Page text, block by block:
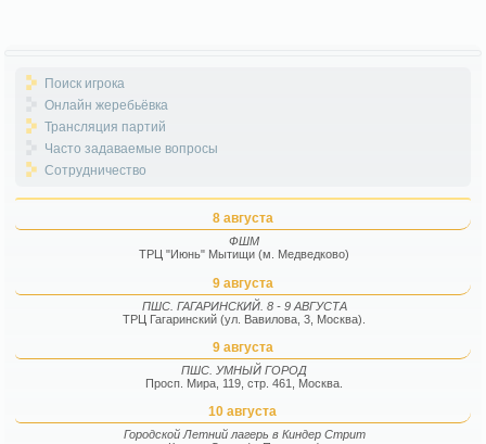
Поиск игрока
Онлайн жеребьёвка
Трансляция партий
Часто задаваемые вопросы
Сотрудничество
8 августа
ФШМ
ТРЦ "Июнь" Мытищи (м. Медведково)
9 августа
ПШС. ГАГАРИНСКИЙ. 8 - 9 АВГУСТА
ТРЦ Гагаринский (ул. Вавилова, 3, Москва).
9 августа
ПШС. УМНЫЙ ГОРОД
Просп. Мира, 119, стр. 461, Москва.
10 августа
Городской Летний лагерь в Киндер Стрит